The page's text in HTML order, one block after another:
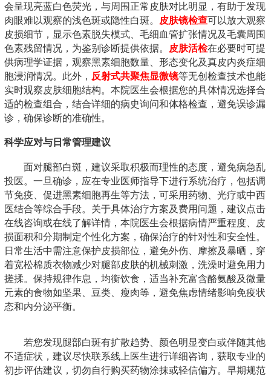
会呈现亮蓝白色荧光，与周围正常皮肤对比明显，有助于发现
肉眼难以观察的浅色斑或隐性白斑。
皮肤镜检查可以放大观察
皮损细节，显示色素脱失模式、毛细血管扩张情况及毛囊周围
色素残留情况，为鉴别诊断提供依据。
皮肤活检在必要时可提
供病理学证据，观察黑素细胞数量、形态变化及真皮内炎症细
胞浸润情况。此外， 反射式共聚焦显微镜等无创检查技术也能
实时观察皮肤细胞结构。本院医生会根据您的具体情况选择合
适的检查组合，结合详细的病史询问和体格检查，避免误诊漏
诊，确保诊断的准确性。
科学应对与日常管理建议
面对腿部白斑，建议采取积极而理性的态度，避免病急乱
投医。一旦确诊，应在专业医师指导下进行系统治疗，包括调
节免疫、促进黑素细胞再生等方法，可采用药物、光疗或中西
医结合等综合手段。关于具体治疗方案及费用问题，建议点击
在线咨询或在线了解详情，本院医生会根据病情严重程度、皮
损面积和分期制定个性化方案，确保治疗的针对性和安全性。
日常生活中需注意保护皮损部位，避免外伤、摩擦及暴晒，穿
着宽松棉质衣物减少对腿部皮肤的机械刺激，洗澡时避免用力
搓揉。保持规律作息，均衡饮食，适当补充富含酪氨酸及微量
元素的食物如坚果、豆类、瘦肉等，避免焦虑情绪影响免疫状
态和内分泌平衡。
若您发现腿部白斑有扩散趋势、颜色明显变白或伴随其他
不适症状，建议尽快联系线上医生进行详细咨询，获取专业的
初步评估建议，切勿自行购买药物涂抹或轻信偏方。早期规范